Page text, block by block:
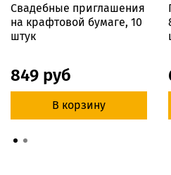
Свадебные приглашения
на крафтовой бумаге, 10
штук
849 руб
В корзину